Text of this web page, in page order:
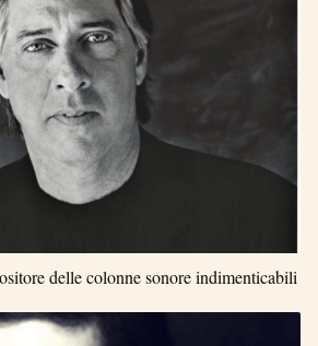
delle colonne sonore indimenticabili